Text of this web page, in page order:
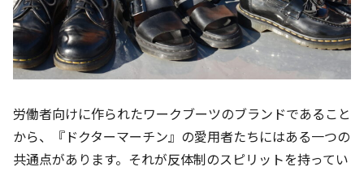
労働者向けに作られたワークブーツのブランドであること
から、『ドクターマーチン』の愛用者たちにはある一つの
共通点があります。それが反体制のスピリットを持ってい